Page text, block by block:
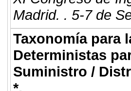
Madrid. . 5-7 de
Taxonomía para
Deterministas
Suministro /